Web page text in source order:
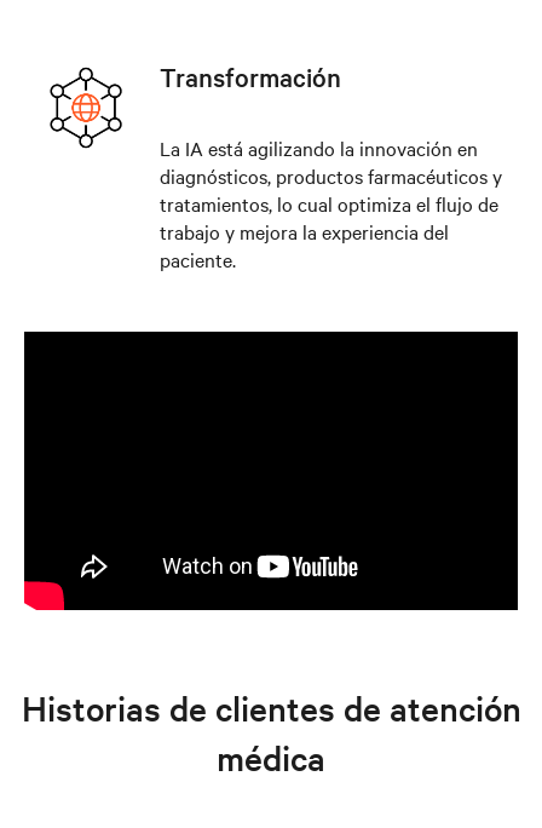
Transformación
La IA está agilizando la innovación en
diagnósticos, productos farmacéuticos y
tratamientos, lo cual optimiza el flujo de
trabajo y mejora la experiencia del
paciente.
Historias de clientes de atención
médica